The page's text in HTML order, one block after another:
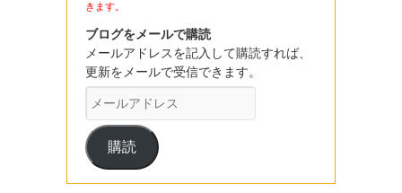
きます。
ブログをメールで購読
メールアドレスを記入して購読すれば、
更新をメールで受信できます。
メ
ー
ル
ア
ド
レ
購読